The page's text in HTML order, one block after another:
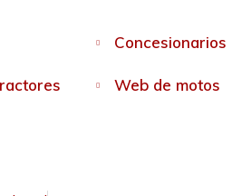
Concesionarios
Web de motos